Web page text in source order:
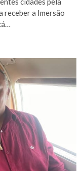
receber a Imersão